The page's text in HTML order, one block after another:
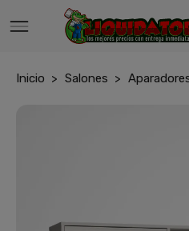
Inicio Salones